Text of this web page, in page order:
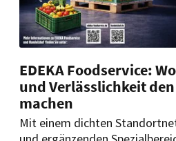
EDEKA Foodservice:
und Verlässlichkeit
machen
Mit einem dichten